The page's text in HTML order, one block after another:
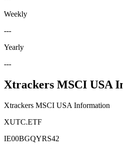
Weekly
---
Yearly
---
Xtrackers MSCI USA
Xtrackers MSCI USA Information
XUTC.ETF
IE00BGQYRS42